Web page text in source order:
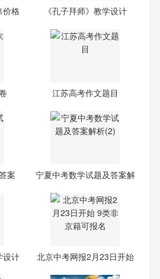
价格
《孔子拜师》教学设计
江苏高考作文题目
案
宁夏中考数学试题及答案解
设计
北京中考网报2月23日开始